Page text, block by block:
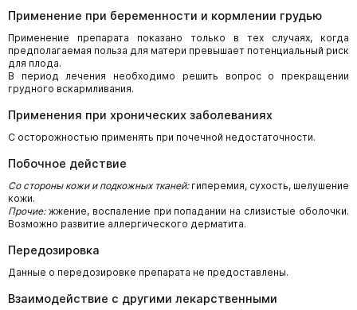
Применение при беременности и кормлении грудью
Применение препарата показано только в тех случаях, когда
предполагаемая польза для матери превышает потенциальный риск
для плода.
В период лечения необходимо решить вопрос о прекращении
грудного вскармливания.
Применения при хронических заболеваниях
С осторожностью применять при почечной недостаточности.
Побочное действие
Со стороны кожи и подкожных тканей:гиперемия, сухость, шелушение
кожи.
Прочие:жжение, воспаление при попадании на слизистые оболочки.
Возможно развитие аллергического дерматита.
Передозировка
Данные о передозировке препарата не предоставлены.
Взаимодействие с другими лекарственными